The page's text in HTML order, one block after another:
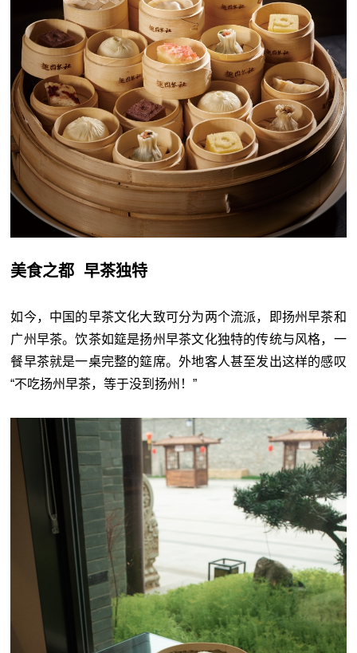
美食之都 早茶独特
如今，中国的早茶文化大致可分为两个流派，即扬州早茶和
广州早茶。饮茶如筵是扬州早茶文化独特的传统与风格，一
餐早茶就是一桌完整的筵席。外地客人甚至发出这样的感叹
“不吃扬州早茶，等于没到扬州！”